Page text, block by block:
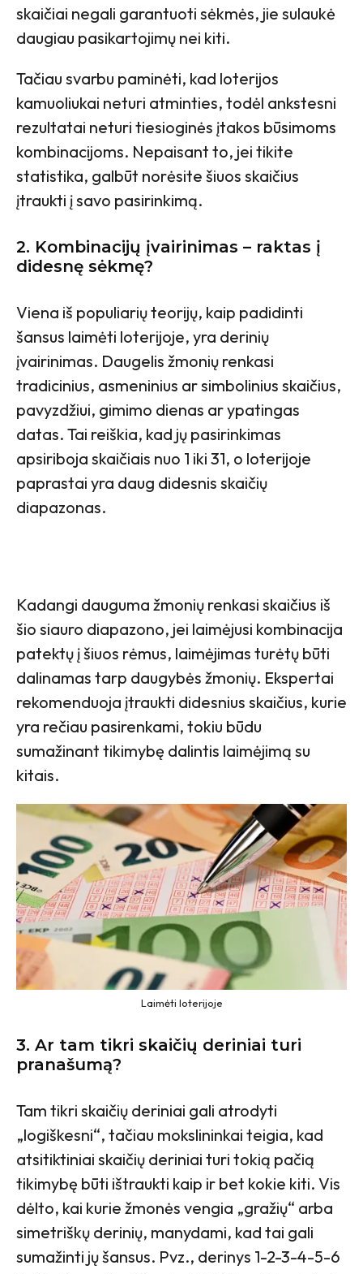
skaičiai negali garantuoti sėkmės, jie sulaukė
daugiau pasikartojimų nei kiti.
Tačiau svarbu paminėti, kad loterijos
kamuoliukai neturi atminties, todėl ankstesni
rezultatai neturi tiesioginės įtakos būsimoms
kombinacijoms. Nepaisant to, jei tikite
statistika, galbūt norėsite šiuos skaičius
įtraukti į savo pasirinkimą.
2. Kombinacijų įvairinimas – raktas į
didesnę sėkmę?
Viena iš populiarių teorijų, kaip padidinti
šansus laimėti loterijoje, yra derinių
įvairinimas. Daugelis žmonių renkasi
tradicinius, asmeninius ar simbolinius skaičius,
pavyzdžiui, gimimo dienas ar ypatingas
datas. Tai reiškia, kad jų pasirinkimas
apsiriboja skaičiais nuo 1 iki 31, o loterijoje
paprastai yra daug didesnis skaičių
diapazonas.
Kadangi dauguma žmonių renkasi skaičius iš
šio siauro diapazono, jei laimėjusi kombinacija
patektų į šiuos rėmus, laimėjimas turėtų būti
dalinamas tarp daugybės žmonių. Ekspertai
rekomenduoja įtraukti didesnius skaičius, kurie
yra rečiau pasirenkami, tokiu būdu
sumažinant tikimybę dalintis laimėjimą su
kitais.
Laimėti loterijoje
3. Ar tam tikri skaičių deriniai turi
pranašumą?
Tam tikri skaičių deriniai gali atrodyti
„logiškesni“, tačiau mokslininkai teigia, kad
atsitiktiniai skaičių deriniai turi tokią pačią
tikimybę būti ištraukti kaip ir bet kokie kiti. Vis
dėlto, kai kurie žmonės vengia „gražių“ arba
simetriškų derinių, manydami, kad tai gali
sumažinti jų šansus. Pvz., derinys 1-2-3-4-5-6